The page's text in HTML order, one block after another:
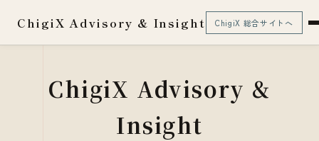
ChigiX Advisory & Insight ChigiX 総合サイトへ
ChigiX Advisory &
Insight